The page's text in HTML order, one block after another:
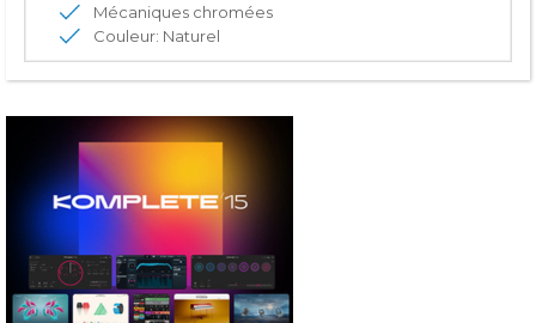
Mécaniques chromées
Couleur: Naturel